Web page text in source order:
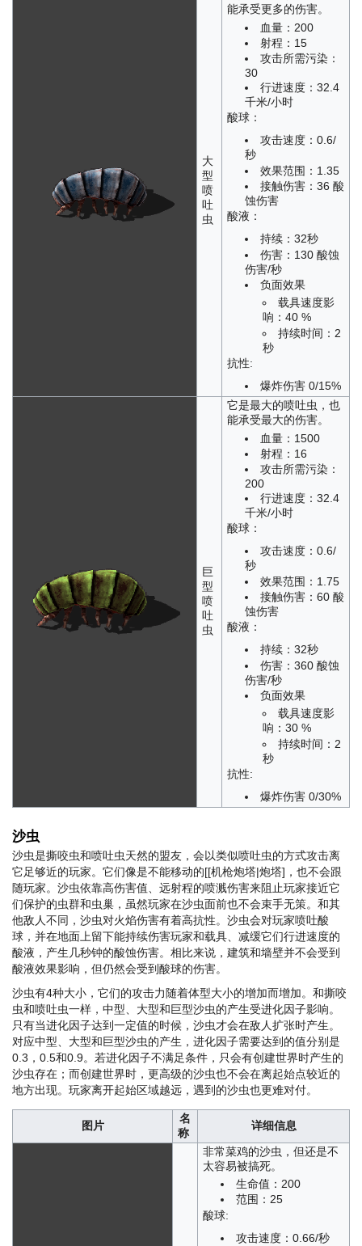
大
型
喷
吐
虫
能承受更多的伤害。
血量：200
射程：15
攻击所需污染：
30
行进速度：32.4
千米/小时
酸球：
攻击速度：0.6/
秒
效果范围：1.35
接触伤害：36 酸
蚀伤害
酸液：
持续：32秒
伤害：130 酸蚀
伤害/秒
负面效果
载具速度影
响：40 %
持续时间：2
秒
抗性:
爆炸伤害 0/15%
巨
型
喷
吐
虫
它是最大的喷吐虫，也
能承受最大的伤害。
血量：1500
射程：16
攻击所需污染：
200
行进速度：32.4
千米/小时
酸球：
攻击速度：0.6/
秒
效果范围：1.75
接触伤害：60 酸
蚀伤害
酸液：
持续：32秒
伤害：360 酸蚀
伤害/秒
负面效果
载具速度影
响：30 %
持续时间：2
秒
抗性:
爆炸伤害 0/30%
沙虫
沙虫是撕咬虫和喷吐虫天然的盟友，会以类似喷吐虫的方式攻击离
它足够近的玩家。它们像是不能移动的[[机枪炮塔|炮塔]，也不会跟
随玩家。沙虫依靠高伤害值、远射程的喷溅伤害来阻止玩家接近它
们保护的虫群和虫巢，虽然玩家在沙虫面前也不会束手无策。和其
他敌人不同，沙虫对火焰伤害有着高抗性。沙虫会对玩家喷吐酸
球，并在地面上留下能持续伤害玩家和载具、减缓它们行进速度的
酸液，产生几秒钟的酸蚀伤害。相比来说，建筑和墙壁并不会受到
酸液效果影响，但仍然会受到酸球的伤害。
沙虫有4种大小，它们的攻击力随着体型大小的增加而增加。和撕咬
虫和喷吐虫一样，中型、大型和巨型沙虫的产生受进化因子影响。
只有当进化因子达到一定值的时候，沙虫才会在敌人扩张时产生。
对应中型、大型和巨型沙虫的产生，进化因子需要达到的值分别是
0.3，0.5和0.9。若进化因子不满足条件，只会有创建世界时产生的
沙虫存在；而创建世界时，更高级的沙虫也不会在离起始点较近的
地方出现。玩家离开起始区域越远，遇到的沙虫也更难对付。
图片
名
称
详细信息
非常菜鸡的沙虫，但还是不
太容易被搞死。
生命值：200
范围：25
酸球:
攻击速度：0.66/秒